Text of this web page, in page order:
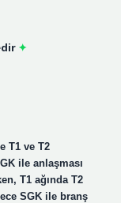
T1 ve T2
ile anlaşması
T1 ağında T2
SGK ile branş